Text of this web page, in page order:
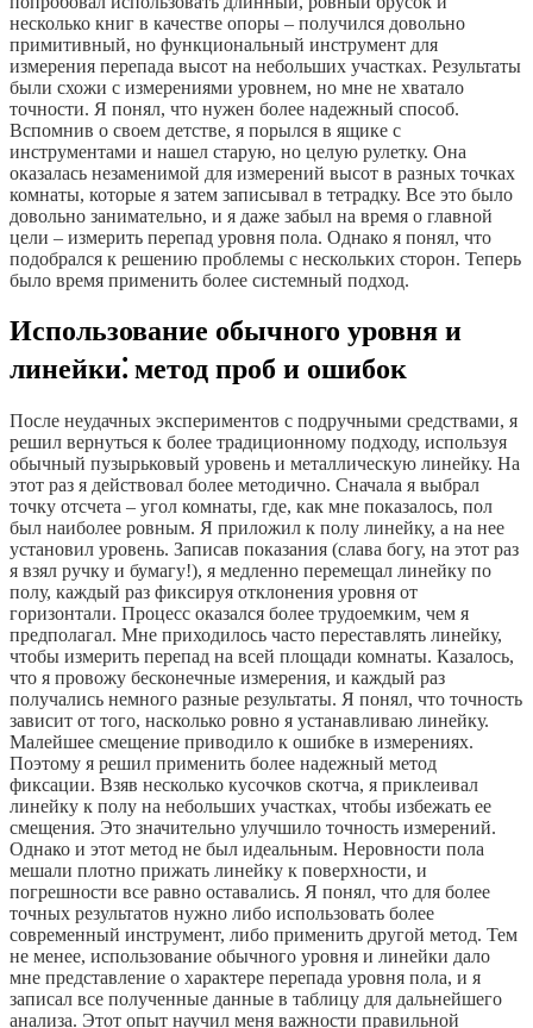
несколько книг в качестве опоры – получился довольно
примитивный, но функциональный инструмент для
измерения перепада высот на небольших участках. Результаты
были схожи с измерениями уровнем, но мне не хватало
точности. Я понял, что нужен более надежный способ.
Вспомнив о своем детстве, я порылся в ящике с
инструментами и нашел старую, но целую рулетку. Она
оказалась незаменимой для измерений высот в разных точках
комнаты, которые я затем записывал в тетрадку. Все это было
довольно занимательно, и я даже забыл на время о главной
цели – измерить перепад уровня пола. Однако я понял, что
подобрался к решению проблемы с нескольких сторон. Теперь
было время применить более системный подход.
Использование обычного уровня и
линейки⁚ метод проб и ошибок
После неудачных экспериментов с подручными средствами, я
решил вернуться к более традиционному подходу, используя
обычный пузырьковый уровень и металлическую линейку. На
этот раз я действовал более методично. Сначала я выбрал
точку отсчета – угол комнаты, где, как мне показалось, пол
был наиболее ровным. Я приложил к полу линейку, а на нее
установил уровень. Записав показания (слава богу, на этот раз
я взял ручку и бумагу!), я медленно перемещал линейку по
полу, каждый раз фиксируя отклонения уровня от
горизонтали. Процесс оказался более трудоемким, чем я
предполагал. Мне приходилось часто переставлять линейку,
чтобы измерить перепад на всей площади комнаты. Казалось,
что я провожу бесконечные измерения, и каждый раз
получались немного разные результаты. Я понял, что точность
зависит от того, насколько ровно я устанавливаю линейку.
Малейшее смещение приводило к ошибке в измерениях.
Поэтому я решил применить более надежный метод
фиксации. Взяв несколько кусочков скотча, я приклеивал
линейку к полу на небольших участках, чтобы избежать ее
смещения. Это значительно улучшило точность измерений.
Однако и этот метод не был идеальным. Неровности пола
мешали плотно прижать линейку к поверхности, и
погрешности все равно оставались. Я понял, что для более
точных результатов нужно либо использовать более
современный инструмент, либо применить другой метод. Тем
не менее, использование обычного уровня и линейки дало
мне представление о характере перепада уровня пола, и я
записал все полученные данные в таблицу для дальнейшего
анализа. Этот опыт научил меня важности правильной